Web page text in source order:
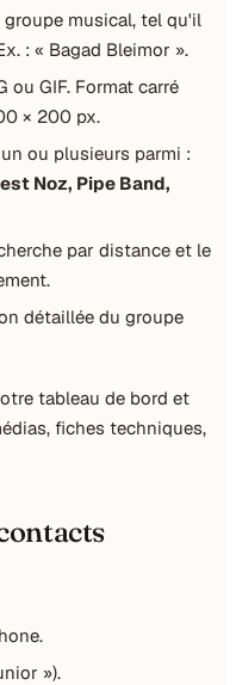
musical, tel qu'il
: « Bagad Bleimor ».
ou GIF. Format carré
× 200 px.
ou plusieurs parmi :
Noz, Pipe Band,
par distance et le
détaillée du groupe
tableau de bord et
fiches techniques,
»).